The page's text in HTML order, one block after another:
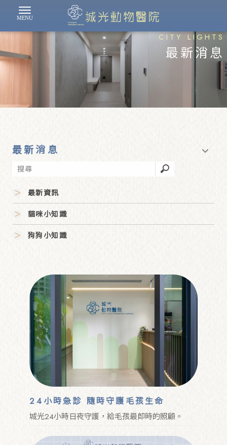
最新消息
最新消息
最新資訊
貓咪小知識
狗狗小知識
24小時急診 隨時守護毛孩生命
城光24小時日夜守護，給毛孩最即時的照顧。